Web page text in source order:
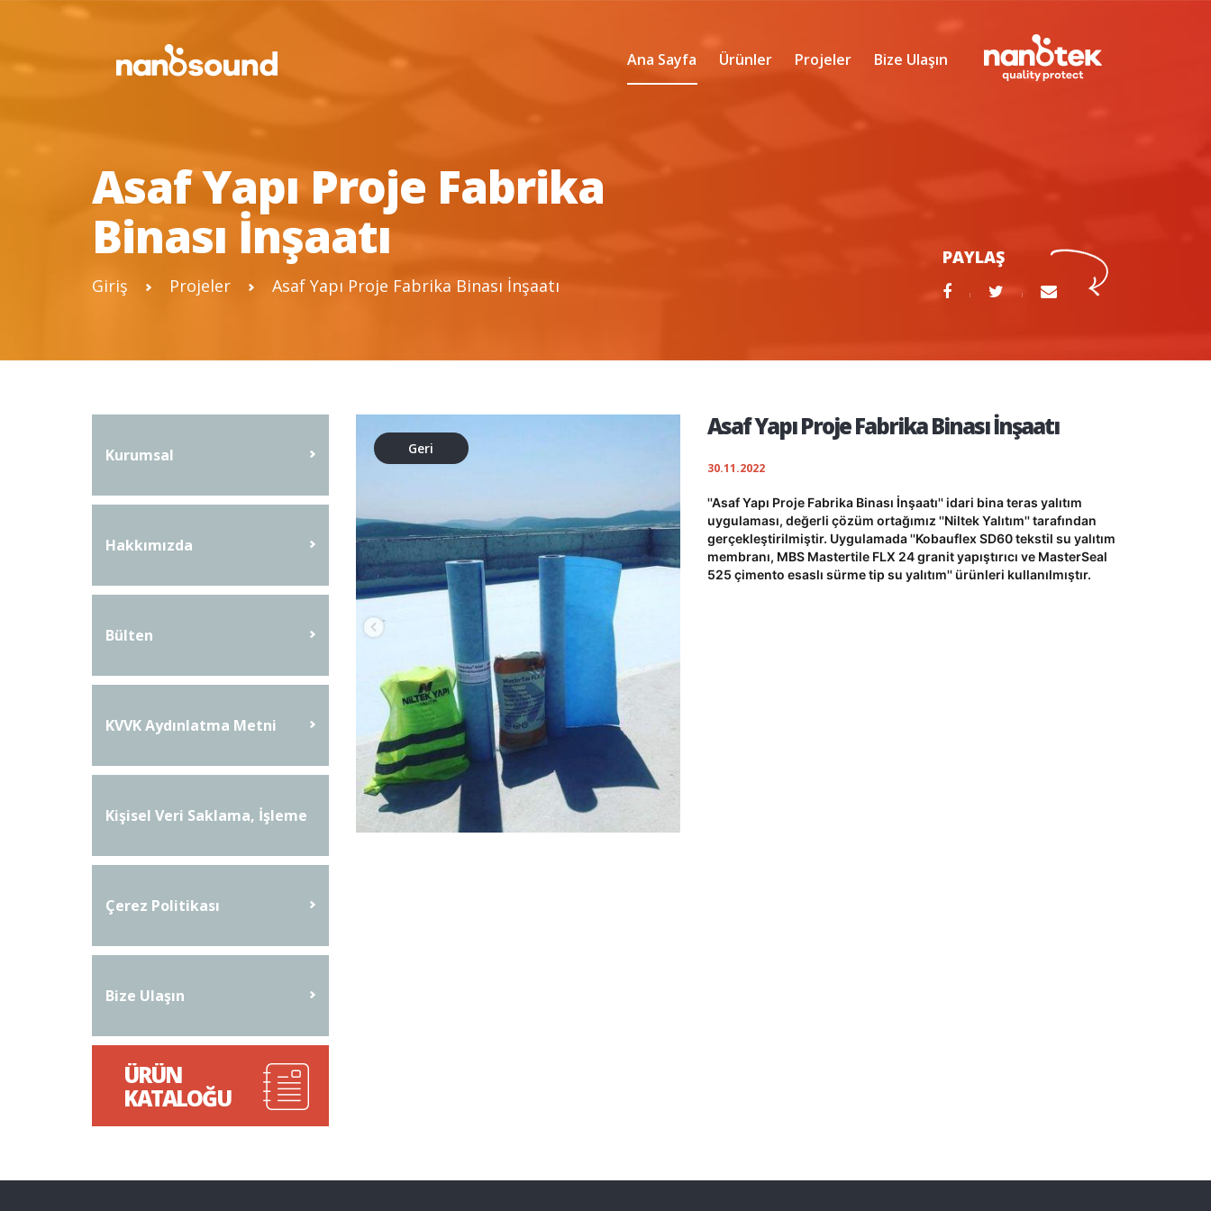
Ana Sayfa Ürünler Projeler Bize Ulaşın
Asaf Yapı Proje Fabrika
Binası İnşaatı
Giriş Projeler Asaf Yapı Proje Fabrika Binası İnşaatı
PAYLAŞ
Kurumsal
Hakkımızda
Bülten
KVVK Aydınlatma Metni
Kişisel Veri Saklama, İşleme
Ve İmha Prosedürü
Çerez Politikası
Bize Ulaşın
ÜRÜN
KATALOĞU
Geri
Asaf Yapı Proje Fabrika Binası İnşaatı
30.11.2022
''Asaf Yapı Proje Fabrika Binası İnşaatı'' idari bina teras yalıtım
uygulaması, değerli çözüm ortağımız ''Niltek Yalıtım'' tarafından
gerçekleştirilmiştir. Uygulamada ''Kobauflex SD60 tekstil su yalıtım
membranı, MBS Mastertile FLX 24 granit yapıştırıcı ve MasterSeal
525 çimento esaslı sürme tip su yalıtım'' ürünleri kullanılmıştır.